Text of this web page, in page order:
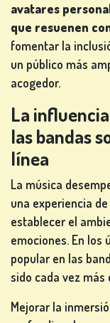
avatares
que resuenen
fomentar la
un público más
acogedor.
La
las bandas
línea
La música
una experiencia
establecer el
emociones. En los
popular en las
sido cada vez más
Mejorar la